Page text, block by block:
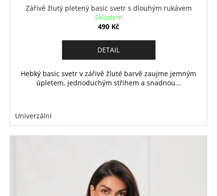
Zářivě žlutý pletený basic svetr s dlouhým rukávem
Skladem
490 Kč
DETAIL
Hebký basic svetr v zářivě žluté barvě zaujme jemným
úpletem, jednoduchým střihem a snadnou...
Univerzální